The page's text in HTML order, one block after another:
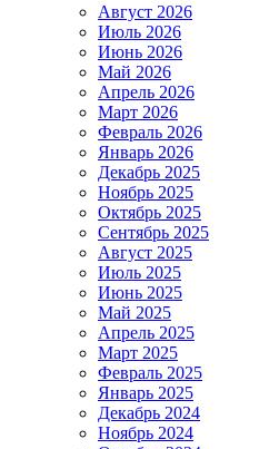
Август 2026
Июль 2026
Июнь 2026
Май 2026
Апрель 2026
Март 2026
Февраль 2026
Январь 2026
Декабрь 2025
Ноябрь 2025
Октябрь 2025
Сентябрь 2025
Август 2025
Июль 2025
Июнь 2025
Май 2025
Апрель 2025
Март 2025
Февраль 2025
Январь 2025
Декабрь 2024
Ноябрь 2024